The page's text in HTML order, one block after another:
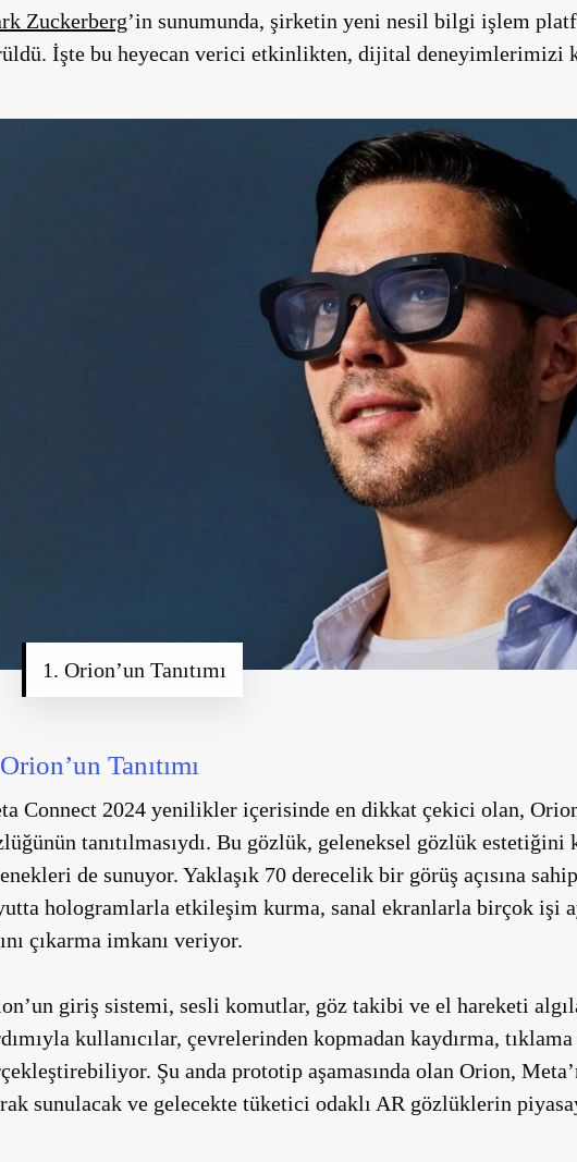
Zuckerberg’in sunumunda, şirketin yeni nesil bilgi işlem
İşte bu heyecan verici etkinlikten, dijital deneyimlerimizi
1. Orion’un Tanıtımı
Orion’un Tanıtımı
Connect 2024 yenilikler içerisinde en dikkat çekici olan,
tanıtılmasıydı. Bu gözlük, geleneksel gözlük
de sunuyor. Yaklaşık 70 derecelik bir görüş açısına
hologramlarla etkileşim kurma, sanal ekranlarla birçok işi
çıkarma imkanı veriyor.
giriş sistemi, sesli komutlar, göz takibi ve el hareketi
kullanıcılar, çevrelerinden kopmadan kaydırma,
Şu anda prototip aşamasında olan Orion,
sunulacak ve gelecekte tüketici odaklı AR gözlüklerin